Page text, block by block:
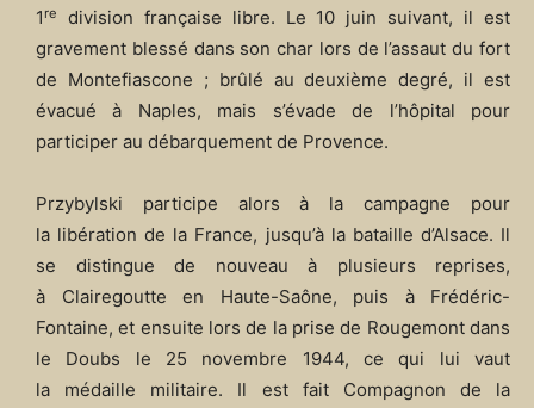
1re
division française libre. Le 10 juin suivant, il est
gravement blessé dans son char lors de l’assaut du fort
de Montefiascone ; brûlé au deuxième degré, il est
évacué à Naples, mais s’évade de l’hôpital pour
participer au débarquement de Provence.
Przybylski participe alors à la campagne pour
la libération de la France, jusqu’à la bataille d’Alsace. Il
se distingue de nouveau à plusieurs reprises,
à Clairegoutte en Haute-Saône, puis à Frédéric-
Fontaine, et ensuite lors de la prise de Rougemont dans
le Doubs le 25 novembre 1944, ce qui lui vaut
la médaille militaire. Il est fait Compagnon de la